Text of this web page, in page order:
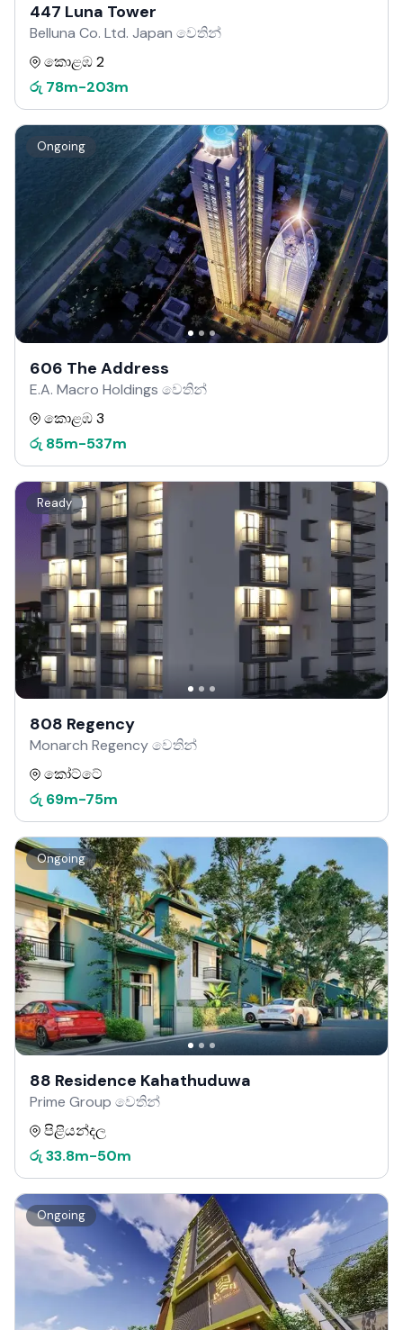
447 Luna Tower
Belluna Co. Ltd. Japan වෙතින්
කොළඹ 2
රු 78m-203m
Ongoing
606 The Address
E.A. Macro Holdings වෙතින්
කොළඹ 3
රු 85m-537m
Ready
808 Regency
Monarch Regency වෙතින්
කෝට්ටේ
රු 69m-75m
Ongoing
88 Residence Kahathuduwa
Prime Group වෙතින්
පිළියන්දල
රු 33.8m-50m
Ongoing